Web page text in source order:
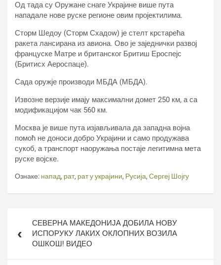
Од тада су Оружане снаге Украјине више пута
нападале нове руске регионе овим пројектилима.
Сторм Шедоу (Сторм Схадоw) је стелт крстарећа
ракета лансирана из авиона. Ово је заједнички развој
француске Матре и британског Бритиш Ероспејс
(Бритисх Аероспаце).
Сада оружје производи МБДА (МБДА).
Извозне верзије имају максимални домет 250 км, а са
модификацијом чак 560 км.
Москва је више пута изјављивала да западна војна
помоћ не доноси добро Украјини и само продужава
сукоб, а транспорт наоружања постаје легитимна мета
руске војске.
Ознаке: напад, рат, рат у украјини, Русија, Сергеј Шојгу
чланкаСЕВЕРНА МАКЕДОНИЈА ДОБИЛА НОВУ
ИСПОРУКУ ЛАКИХ ОКЛОПНИХ ВОЗИЛА
ОШКОШ! ВИДЕО